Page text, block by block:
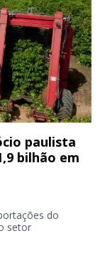
paulista
bilhão em
do
setor